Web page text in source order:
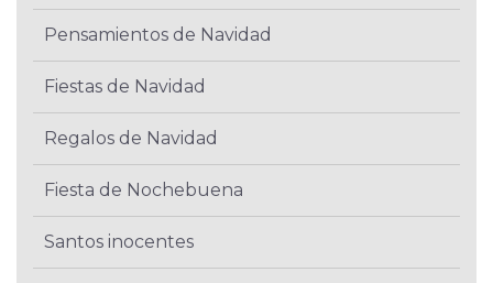
Pensamientos de Navidad
Fiestas de Navidad
Regalos de Navidad
Fiesta de Nochebuena
Santos inocentes